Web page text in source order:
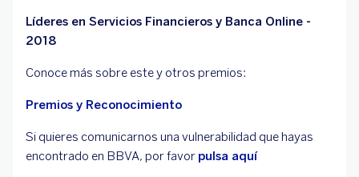
Líderes en Servicios Financieros y Banca Online -
2018
Conoce más sobre este y otros premios:
Premios y Reconocimiento
Si quieres comunicarnos una vulnerabilidad que hayas
encontrado en BBVA, por favor pulsa aquí